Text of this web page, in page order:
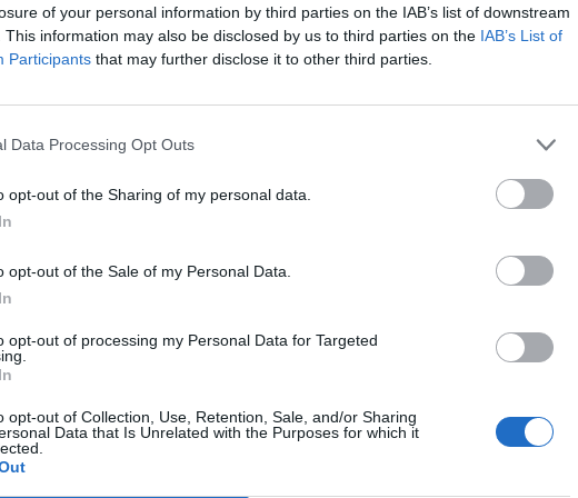
of your personal information by third parties on the IAB’s list of downstream
This information may also be disclosed by us to third parties on the IAB’s List of
Participants that may further disclose it to other third parties.
Data Processing Opt Outs
opt-out of the Sharing of my personal data.
opt-out of the Sale of my Personal Data.
opt-out of processing my Personal Data for Targeted
opt-out of Collection, Use, Retention, Sale, and/or Sharing
Data that Is Unrelated with the Purposes for which it
przepisów zaapelowali przedstawiciele Fundacji Noga w Łapę. Należy
że za ich złamanie będzie grozić do 3 lat pozbawienia wolności.
RÓWNIEŻ:
przecenił hit do kuchni. Air fryer tańszy aż o 150 zł, a to dopiero